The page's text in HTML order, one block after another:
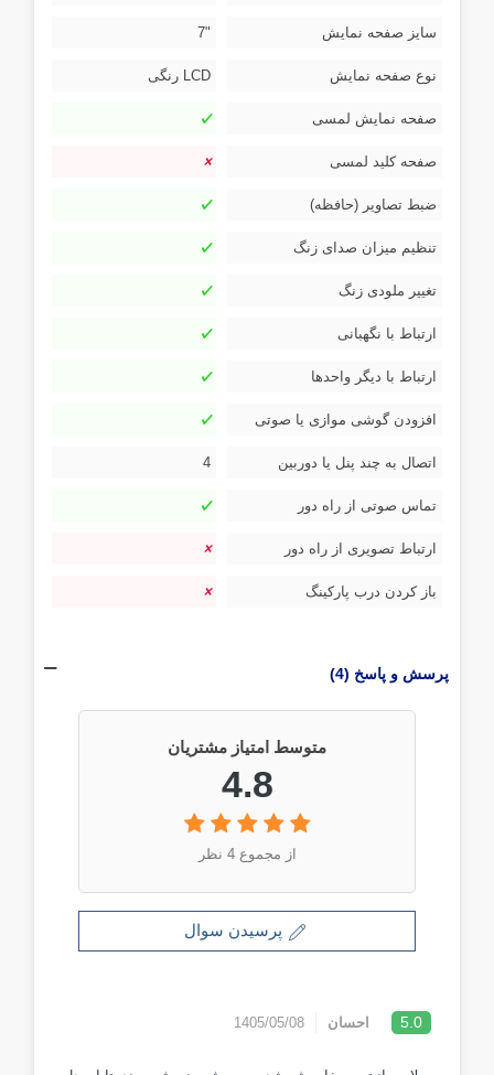
سایز صفحه نمایش "7
نوع صفحه نمایش LCD رنگی
صفحه نمایش لمسی
صفحه کلید لمسی
ضبط تصاویر (حافظه)
تنظیم میزان صدای زنگ
تغییر ملودی زنگ
ارتباط با نگهبانی
ارتباط با دیگر واحدها
افزودن گوشی موازی یا صوتی
اتصال به چند پنل یا دوربین 4
تماس صوتی از راه دور
ارتباط تصویری از راه دور
باز کردن درب پارکینگ
پرسش و پاسخ (4)
متوسط امتیاز مشتریان
4.8
از مجموع 4 نظر
پرسیدن سوال
5.0 احسان 1405/05/08